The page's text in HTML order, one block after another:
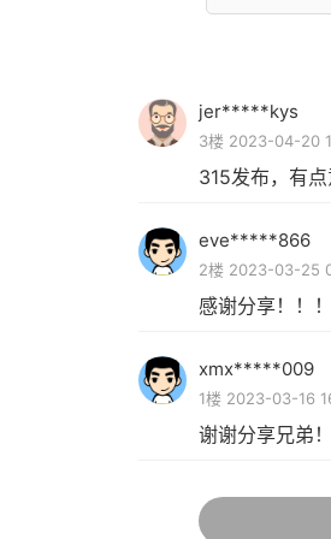
jer*****kys
3楼 2023-04-20
315发布，有
eve*****866
2楼 2023-03-25
感谢分享！！！
xmx*****009
1楼 2023-03-16
谢谢分享兄弟！